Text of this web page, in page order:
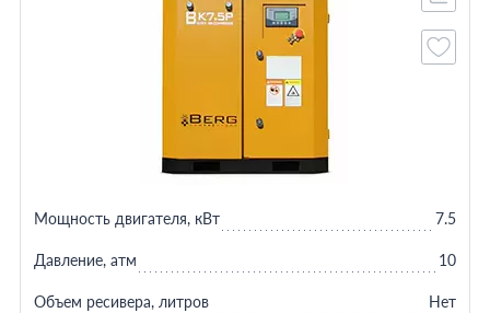
Мощность двигателя, кВт 7.5
Давление, атм 10
Объем ресивера, литров Нет